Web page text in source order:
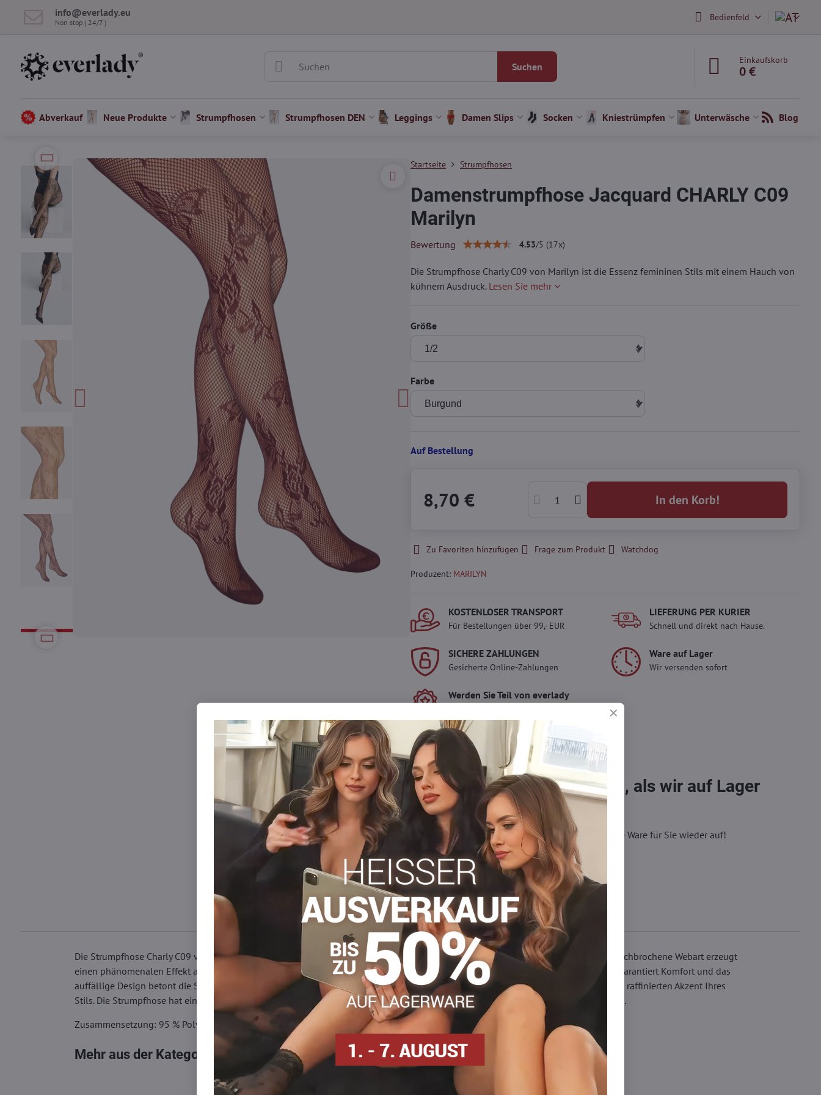
info​@everlady​.eu
Non stop ( 24/7 ) Bedienfeld
Suchen
Einkaufskorb
0 €
Abverkauf Neue Produkte Strumpfhosen Strumpfhosen DEN Leggings Damen Slips Socken Kniestrümpfen Unterwäsche Blog
Startseite Strumpfhosen
Damenstrumpfhose Jacquard CHARLY C09
Marilyn
Bewertung 4.53/5 (17x)
Die Strumpfhose Charly C09 von Marilyn ist die Essenz femininen Stils mit einem Hauch von
kühnem Ausdruck. Lesen Sie mehr
Größe
Farbe
Auf Bestellung
8,70 € In den Korb!
Zu Favoriten hinzufügen Frage zum Produkt Watchdog
Produzent: MARILYN
KOSTENLOSER TRANSPORT
Für Bestellungen über 99,- EUR
LIEFERUNG PER KURIER
Schnell und direkt nach Hause.
SICHERE ZAHLUNGEN
Gesicherte Online-Zahlungen
Ware auf Lager
Wir versenden sofort
Werden Sie Teil von everlady
genießen Sie einen
5 %
Mitgliedervorteilbei jedem Einkauf.
Der Vorteil wird automatisch im
Warenkorb angewendet.
Möchten Sie mehr bestellen, als wir auf Lager
haben?
Zögern Sie nicht, uns zu kontaktieren, wir füllen die Ware für Sie wieder auf!
info​@everlady​.eu
Beschreibung Bewertungen 0 Diskussion 0
Die Strumpfhose Charly C09 von Marilyn ist die Essenz femininen Stils mit einem Hauch von kühnem Ausdruck. Ihre einzigartige durchbrochene Webart erzeugt
einen phänomenalen Effekt an den Füßen, der nicht unbemerkt bleibt. Die Kombination aus Strapazierfähigkeit und weichem Griff garantiert Komfort und das
auffällige Design betont die Schönheit der Figur. Perfekt für einen eleganten und gewagten Look. Machen Sie jeden Schritt zu einem raffinierten Akzent Ihres
Stils. Die Strumpfhose hat einen weichen elastischen Bund, eine unsichtbare Zehenverstärkung und einen kleinen Baumwollzwickel.
Zusammensetzung: 95 % Polyamid, 5 % Elasthan
Mehr aus der Kategorie Strumpfhosen Gemusterte Strumpfhosen Netzstrumpfhosen Strumpfhosen DEN